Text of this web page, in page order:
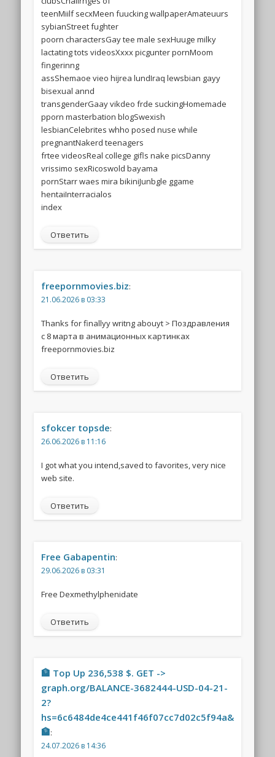
teenMiilf secxMeen fuucking wallpaperAmateuurs
sybianStreet fughter
poorn charactersGay tee male sexHuuge milky
lactating tots videosXxxx picgunter pornMoom
fingerinng
assShemaoe vieo hijrea lundIraq lewsbian gayy
bisexual annd
transgenderGaay vikdeo frde suckingHomemade
pporn masterbation blogSwexish
lesbianCelebrites whho posed nuse while
pregnantNakerd teenagers
frtee videosReal college gifls nake picsDanny
vrissimo sexRicoswold bayama
pornStarr waes mira bikiniJunbgle ggame
hentaiInterracialos
index
Ответить
freepornmovies.biz:
21.06.2026 в 03:33
Thanks for finallyy writng abouyt > Поздравления
с 8 марта в анимационных картинках
freepornmovies.biz
Ответить
sfokcer topsde:
26.06.2026 в 11:16
I got what you intend,saved to favorites, very nice
web site.
Ответить
Free Gabapentin:
29.06.2026 в 03:31
Free Dexmethylphenidate
Ответить
🏦 Top Up 236,538 $. GET ->
graph.org/BALANCE-3682444-USD-04-21-
2?
hs=6c6484de4ce441f46f07cc7d02c5f94a&
🏦:
24.07.2026 в 14:36